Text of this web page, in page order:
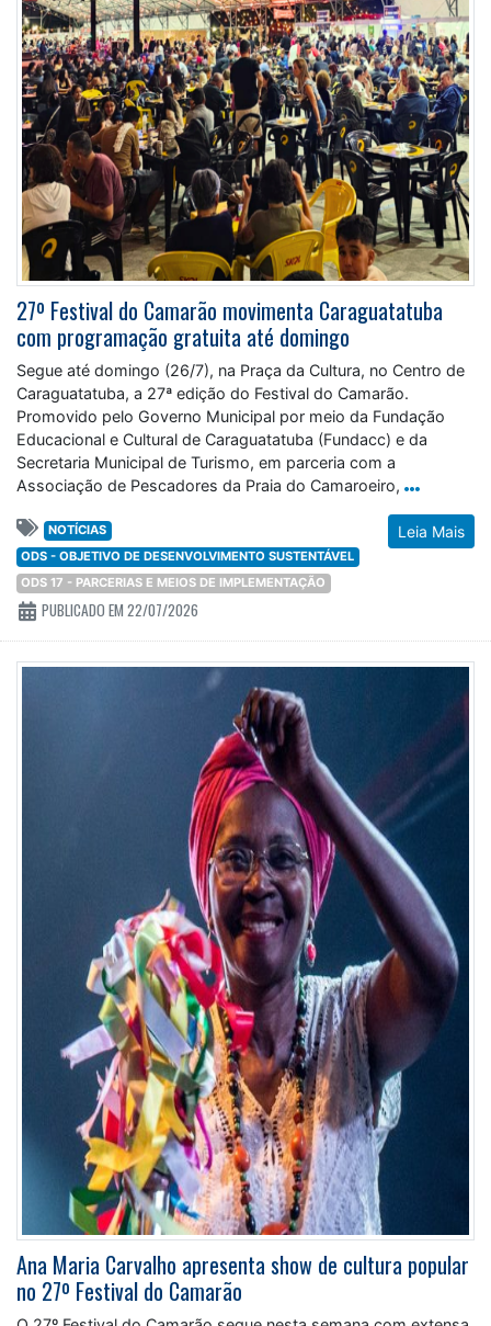
27º Festival do Camarão movimenta Caraguatatuba
com programação gratuita até domingo
Segue até domingo (26/7), na Praça da Cultura, no Centro de
Caraguatatuba, a 27ª edição do Festival do Camarão.
Promovido pelo Governo Municipal por meio da Fundação
Educacional e Cultural de Caraguatatuba (Fundacc) e da
Secretaria Municipal de Turismo, em parceria com a
Associação de Pescadores da Praia do Camaroeiro,
Leia Mais
NOTÍCIAS
ODS - OBJETIVO DE DESENVOLVIMENTO SUSTENTÁVEL
ODS 17 - PARCERIAS E MEIOS DE IMPLEMENTAÇÃO
PUBLICADO EM 22/07/2026
Ana Maria Carvalho apresenta show de cultura popular
no 27º Festival do Camarão